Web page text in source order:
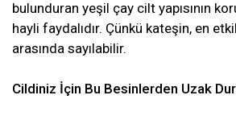
bulunduran yeşil çay cilt yapısının
hayli faydalıdır. Çünkü kateşin, en
arasında sayılabilir.
Cildiniz İçin Bu Besinlerden Uzak